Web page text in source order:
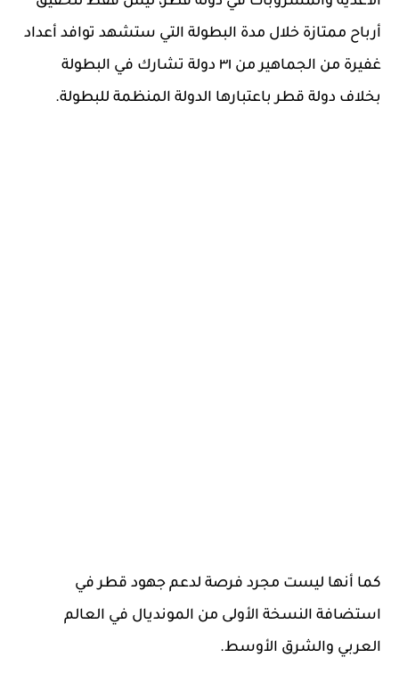
أرباح ممتازة خلال مدة البطولة التي ستشهد توافد أعداد
غفيرة من الجماهير من ٣١ دولة تشارك في البطولة
بخلاف دولة قطر باعتبارها الدولة المنظمة للبطولة.
كما أنها ليست مجرد فرصة لدعم جهود قطر في
استضافة النسخة الأولى من المونديال في العالم
العربي والشرق الأوسط.